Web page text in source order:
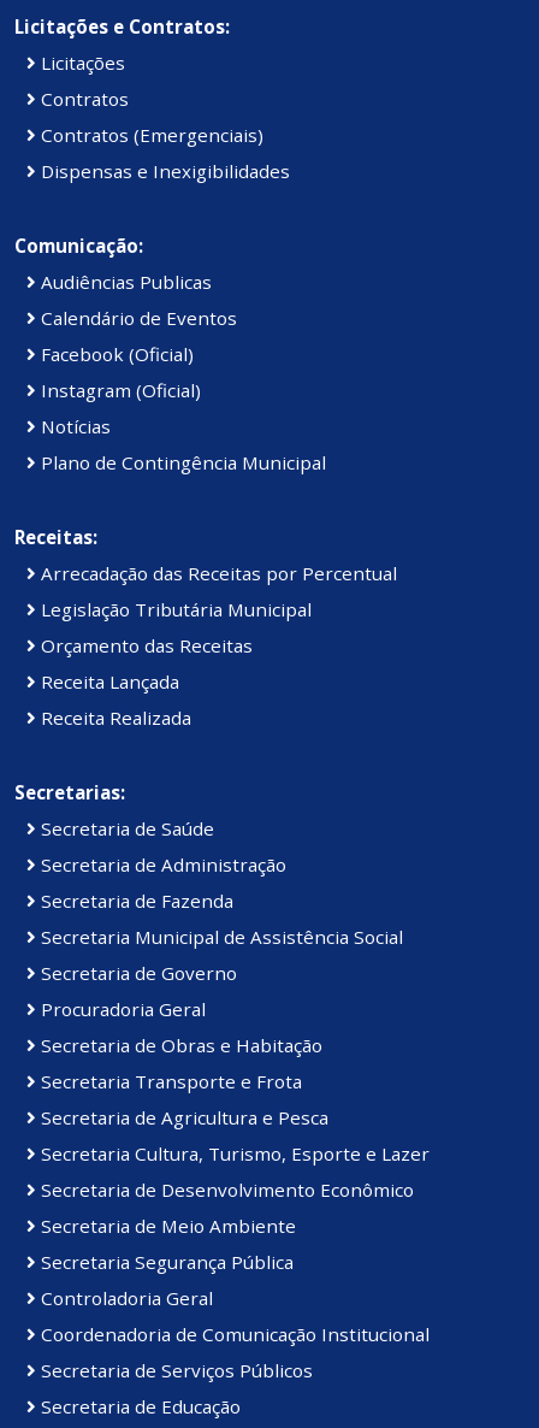
Licitações e Contratos:
Licitações
Contratos
Contratos (Emergenciais)
Dispensas e Inexigibilidades
Comunicação:
Audiências Publicas
Calendário de Eventos
Facebook (Oficial)
Instagram (Oficial)
Notícias
Plano de Contingência Municipal
Receitas:
Arrecadação das Receitas por Percentual
Legislação Tributária Municipal
Orçamento das Receitas
Receita Lançada
Receita Realizada
Secretarias:
Secretaria de Saúde
Secretaria de Administração
Secretaria de Fazenda
Secretaria Municipal de Assistência Social
Secretaria de Governo
Procuradoria Geral
Secretaria de Obras e Habitação
Secretaria Transporte e Frota
Secretaria de Agricultura e Pesca
Secretaria Cultura, Turismo, Esporte e Lazer
Secretaria de Desenvolvimento Econômico
Secretaria de Meio Ambiente
Secretaria Segurança Pública
Controladoria Geral
Coordenadoria de Comunicação Institucional
Secretaria de Serviços Públicos
Secretaria de Educação